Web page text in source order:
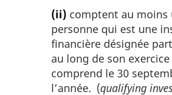
(ii) comptent au moins
personne qui est une
financière désignée
au long de son
comprend le 30
l’année. (qualifying